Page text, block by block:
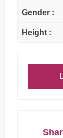
Gender :
Height :